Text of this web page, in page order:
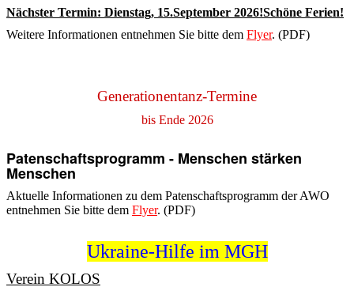
Nächster Termin: Dienstag, 15.September 2026!Schöne Ferien!
Weitere Informationen entnehmen Sie bitte dem Flyer. (PDF)
Generationentanz-Termine
bis Ende 2026
Patenschaftsprogramm - Menschen stärken
Menschen
Aktuelle Informationen zu dem Patenschaftsprogramm der AWO
entnehmen Sie bitte dem Flyer. (PDF)
Ukraine-Hilfe im MGH
Verein KOLOS